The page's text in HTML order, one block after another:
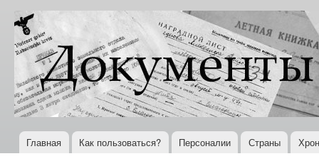
Документы
XX века
Всемирная
история в
Интернете
Главное меню
Главная Как пользоваться? Персоналии Страны